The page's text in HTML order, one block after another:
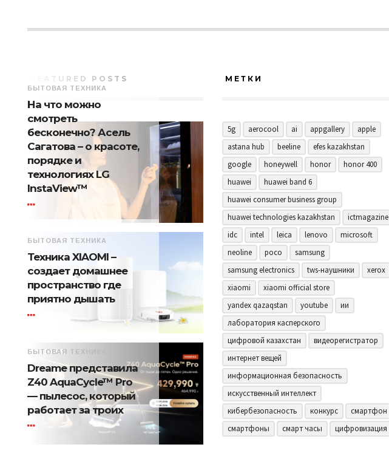
FEATURED POSTS
БЫТОВАЯ ТЕХНИКА
На что можно
смотреть
бесконечно? Асель
Сагатова – о красоте,
порядке и
технологиях LG
InstaView™
БЫТОВАЯ ТЕХНИКА
Техника XIAOMI –
создает домашнее
пространство где
приятно дышать
БЫТОВАЯ ТЕХНИКА
Dreame представила
Z40 AquaCycle™ Pro
— пылесос, который
работает за троих
МЕТКИ
5g aerocool ai appgallery
apple
astana hub
beeline
efes kazakhstan
google
honeywell honor
honor 400
huawei
huawei band 6
huawei consumer business group
huawei technologies kazakhstan
ictmagazine
idc
intel leica lenovo
microsoft
neoline
poco
samsung
samsung electronics
tws-наушники
xerox
xiaomi
xiaomi official store
yandex qazaqstan
youtube
ии
лаборатория касперского
цифровой казахстан
видеорегистратор
интернет вещей
информационная безопасность
искусственный интеллект
кибербезопасность
конкурс
смартфон
смартфоны
смарт часы цифровизация